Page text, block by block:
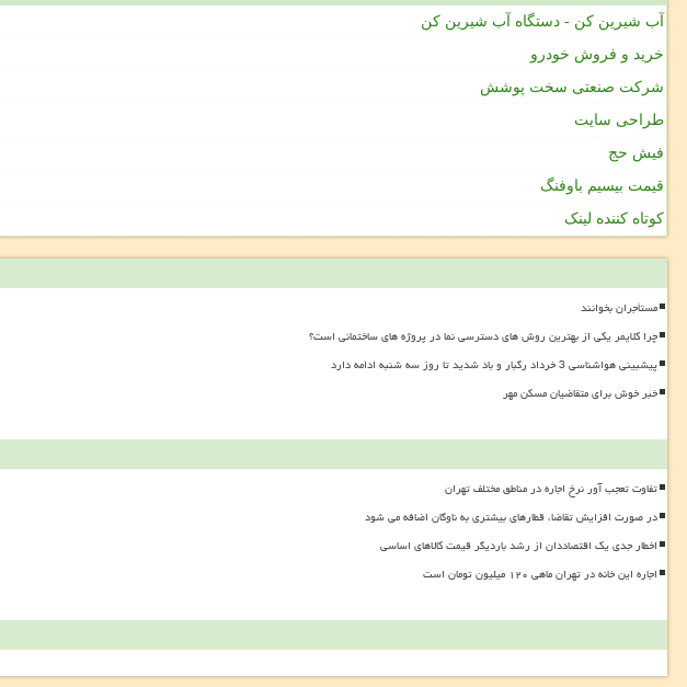
آب شیرین کن - دستگاه آب شیرین کن
خرید و فروش خودرو
شرکت صنعتی سخت پوشش
طراحی سایت
فیش حج
قیمت بیسیم باوفنگ
کوتاه کننده لینک
مستأجران بخوانند
چرا کلایمر یکی از بهترین روش های دسترسی نما در پروژه های ساختمانی است؟
پیشبینی هواشناسی 3 خرداد رگبار و باد شدید تا روز سه شنبه ادامه دارد
خبر خوش برای متقاضیان مسکن مهر
تفاوت تعجب آور نرخ اجاره در مناطق مختلف تهران
در صورت افزایش تقاضا، قطارهای بیشتری به ناوگان اضافه می شود
اخطار جدی یک اقتصاددان از رشد باردیگر قیمت کالاهای اساسی
اجاره این خانه در تهران ماهی ۱۲۰ میلیون تومان است